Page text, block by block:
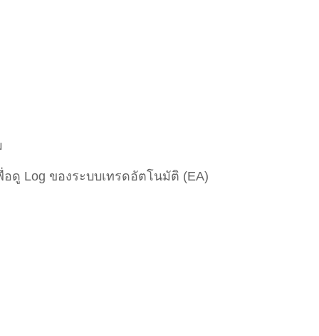
อดู Log ของระบบเทรดอัตโนมัติ (EA)